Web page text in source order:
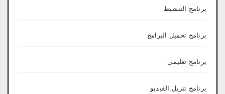
برنامج التنشيط
برنامج تحميل البرامج
برنامج تعليمي
برنامج تنزيل الفيديو